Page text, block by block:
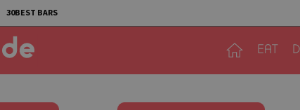
30BEST BARS
EAT